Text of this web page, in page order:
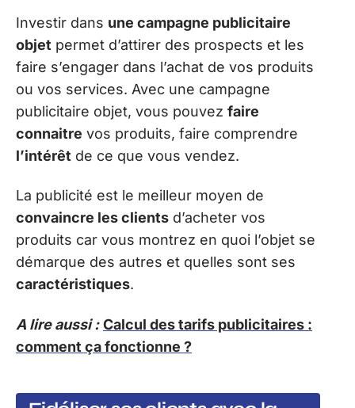
Investir dans une campagne publicitaire
objet permet d’attirer des prospects et les
faire s’engager dans l’achat de vos produits
ou vos services. Avec une campagne
publicitaire objet, vous pouvez faire
connaitre vos produits, faire comprendre
l’intérêt de ce que vous vendez.
La publicité est le meilleur moyen de
convaincre les clients d’acheter vos
produits car vous montrez en quoi l’objet se
démarque des autres et quelles sont ses
caractéristiques.
A lire aussi : Calcul des tarifs publicitaires :
comment ça fonctionne ?